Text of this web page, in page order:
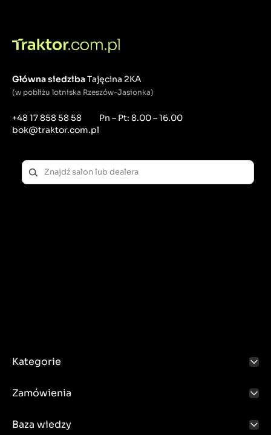
Główna siedzibaTajęcina 2KA
(w pobliżu lotniska Rzeszów-Jasionka)
+48 17 858 58 58
bok@traktor.com.pl
Pn – Pt: 8.00 – 16.00
Kategorie
Zamówienia
Baza wiedzy